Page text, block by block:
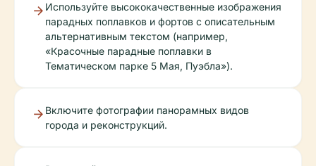
Используйте высококачественные изображения
парадных поплавков и фортов с описательным
альтернативным текстом (например,
«Красочные парадные поплавки в
Тематическом парке 5 Мая, Пуэбла»).
Включите фотографии панорамных видов
города и реконструкций.